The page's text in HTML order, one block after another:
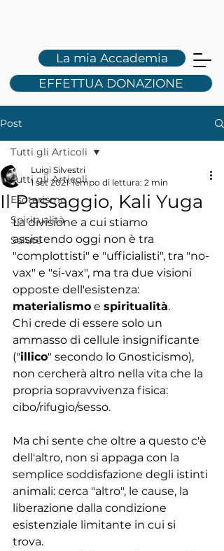
La mia Accademia
EFFETTUA DONAZIONE
LS
Post
Tutti gli Articoli
Esoterismo
Spiritualità
Salute
Tutti gli Articoli
Il Passaggio, Kali Yuga
Luigi Silvestri
1 set 2021 Tempo di lettura: 2 min
La divisione a cui stiamo
assistendo oggi non è tra
"complottisti" e "ufficialisti", tra "no-
vax" e "si-vax", ma tra due visioni
opposte dell'esistenza:
materialismo e spiritualità.
Chi crede di essere solo un
ammasso di cellule insignificante
("illico" secondo lo Gnosticismo),
non cercherà altro nella vita che la
propria sopravvivenza fisica:
cibo/rifugio/sesso.
Ma chi sente che oltre a questo c'è
dell'altro, non si appaga con la
semplice soddisfazione degli istinti
animali: cerca "altro", le cause, la
liberazione dalla condizione
esistenziale limitante in cui si
trova.